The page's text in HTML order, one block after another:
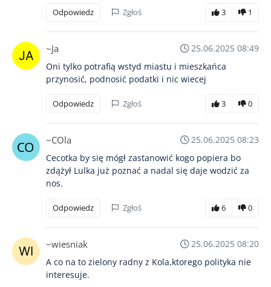
Odpowiedz Zgłoś 3 1
~Ja
25.06.2025 08:49
Oni tylko potrafią wstyd miastu i mieszkańca
przynosić, podnosić podatki i nic wiecej
Odpowiedz Zgłoś 3 0
~COla
25.06.2025 08:23
Cecotka by się mógł zastanowić kogo popiera bo
zdążył Lulka już poznać a nadal się daje wodzić za
nos.
Odpowiedz Zgłoś 6 0
~wiesniak
25.06.2025 08:20
A co na to zielony radny z Kola,ktorego polityka nie
interesuje.